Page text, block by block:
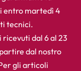
entro martedì 4
tecnici.
ricevuti dal 6 al 23
dal nostro
gli articoli